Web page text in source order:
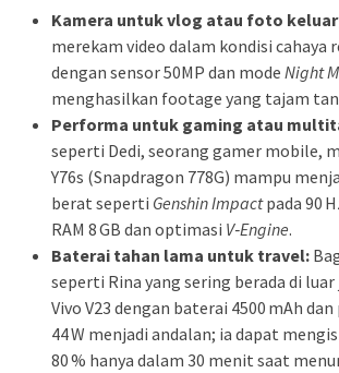
Kamera untuk vlog atau foto
merekam video dalam kondisi cahaya
dengan sensor 50MP dan mode Night
menghasilkan footage yang tajam
Performa untuk gaming atau
seperti Dedi, seorang gamer mobile,
Y76s (Snapdragon 778G) mampu
berat seperti Genshin Impactpada 90
RAM 8 GB dan optimasi V‑Engine.
Baterai tahan lama untuk travel:
seperti Rina yang sering berada di
Vivo V23 dengan baterai 4500 mAh
44 W menjadi andalan; ia dapat
80 % hanya dalam 30 menit saat